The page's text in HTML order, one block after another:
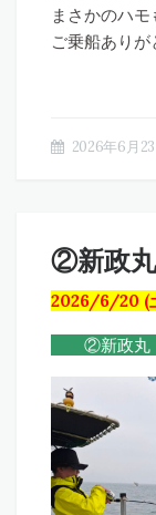
まさかのハ
ご乗船あり
2026年6月
②新政
2026/6/20 (
②新政